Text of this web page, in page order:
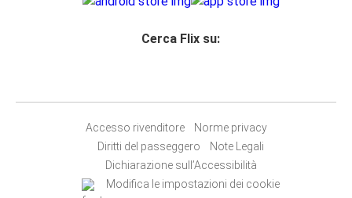
Cerca Flix su:
Accesso rivenditore
Norme privacy
Diritti del passeggero
Note Legali
Dichiarazione sull’Accessibilità
Modifica le impostazioni dei cookie